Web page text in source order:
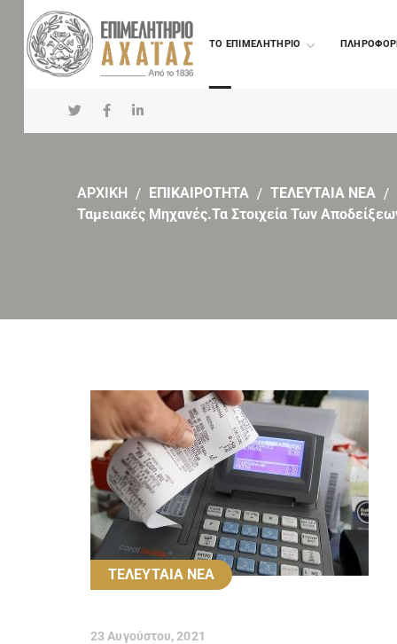
TO ΕΠΙΜΕΛΗΤΗΡΙΟ
ΑΡΧΙΚΗ ΕΠΙΚΑΙΡΟΤΗΤΑ ΤΕΛΕΥΤΑΙΑ ΝΕΑ
Ταμειακές Μηχανές.Τα Στοιχεία Των
ΤΕΛΕΥΤΑΙΑ ΝΕΑ
23 Αυγούστου, 2021